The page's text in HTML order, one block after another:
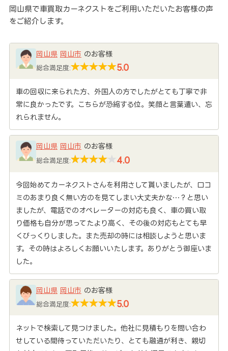
岡山県で車買取カーネクストをご利用いただいたお客様の声
をご紹介します。
岡山県 岡山市 のお客様
総合満足度: 5.0
車の回収に来られた方、外国人の方でしたがとても丁寧で非
常に良かったです。こちらが恐縮する位。笑顔と言葉遣い、忘
れられません。
岡山県 岡山市 のお客様
総合満足度: 4.0
今回始めてカーネクストさんを利用さして貰いましたが、口コ
ミのあまり良く無い方のを見てしまい大丈夫かな…？と思い
ましたが、電話でのオペレーターの対応も良く、車の買い取
り価格も自分が思ってたより高く、その後の対応もとても早
くびっくりしました。また売却の時には相談しようと思いま
す。その時はよろしくお願いいたします。ありがとう御座いま
した。
岡山県 岡山市 のお客様
総合満足度: 5.0
ネットで検索して見つけました。他社に見積もりを問い合わ
せしている間待っていただいたり、とても融通が利き、親切